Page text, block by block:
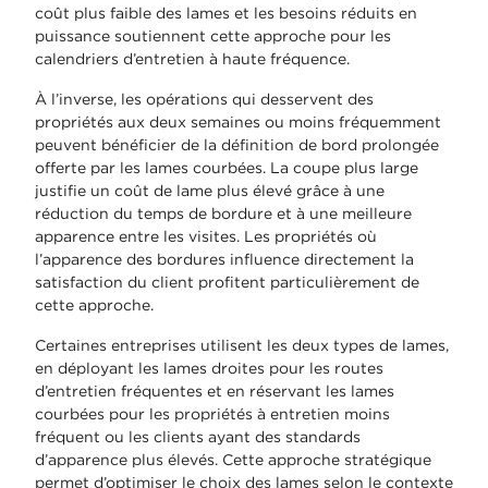
coût plus faible des lames et les besoins réduits en
puissance soutiennent cette approche pour les
calendriers d’entretien à haute fréquence.
À l’inverse, les opérations qui desservent des
propriétés aux deux semaines ou moins fréquemment
peuvent bénéficier de la définition de bord prolongée
offerte par les lames courbées. La coupe plus large
justifie un coût de lame plus élevé grâce à une
réduction du temps de bordure et à une meilleure
apparence entre les visites. Les propriétés où
l’apparence des bordures influence directement la
satisfaction du client profitent particulièrement de
cette approche.
Certaines entreprises utilisent les deux types de lames,
en déployant les lames droites pour les routes
d’entretien fréquentes et en réservant les lames
courbées pour les propriétés à entretien moins
fréquent ou les clients ayant des standards
d’apparence plus élevés. Cette approche stratégique
permet d’optimiser le choix des lames selon le contexte